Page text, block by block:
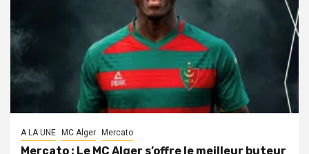
A LA UNE MC Alger Mercato
Mercato : Le MC Alger s’offre le meilleur buteur